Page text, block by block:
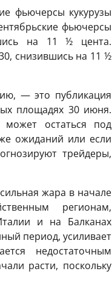
фьючерсы кукурузы
фьючерсы
на 11 ½ цента.
снизившись на 11 ½
— это публикация
площадях 30 июня.
остаться под
ожиданий или если
трейдеры,
жара в начале
регионам,
и на Балканах
период, усиливает
недостаточным
расти, поскольку